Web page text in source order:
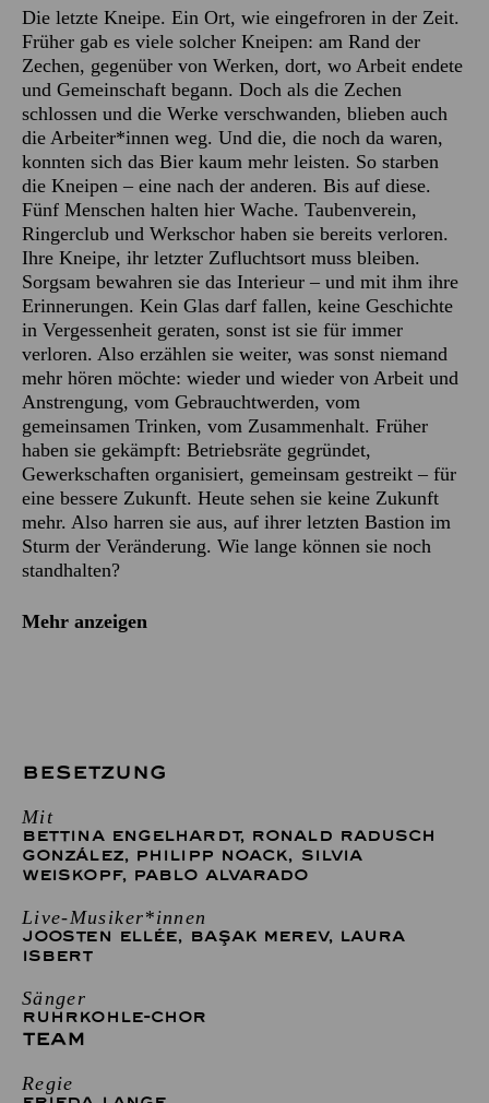
Die letzte Kneipe. Ein Ort, wie eingefroren in der Zeit.
Früher gab es viele solcher Kneipen: am Rand der
Zechen, gegenüber von Werken, dort, wo Arbeit endete
und Gemeinschaft begann. Doch als die Zechen
schlossen und die Werke verschwanden, blieben auch
die Arbeiter*innen weg. Und die, die noch da waren,
konnten sich das Bier kaum mehr leisten. So starben
die Kneipen – eine nach der anderen. Bis auf diese.
Fünf Menschen halten hier Wache. Taubenverein,
Ringerclub und Werkschor haben sie bereits verloren.
Ihre Kneipe, ihr letzter Zufluchtsort muss bleiben.
Sorgsam bewahren sie das Interieur – und mit ihm ihre
Erinnerungen. Kein Glas darf fallen, keine Geschichte
in Vergessenheit geraten, sonst ist sie für immer
verloren. Also erzählen sie weiter, was sonst niemand
mehr hören möchte: wieder und wieder von Arbeit und
Anstrengung, vom Gebrauchtwerden, vom
gemeinsamen Trinken, vom Zusammenhalt. Früher
haben sie gekämpft: Betriebsräte gegründet,
Gewerkschaften organisiert, gemeinsam gestreikt – für
eine bessere Zukunft. Heute sehen sie keine Zukunft
mehr. Also harren sie aus, auf ihrer letzten Bastion im
Sturm der Veränderung. Wie lange können sie noch
standhalten?
Mehr anzeigen
BESETZUNG
Mit
BETTINA ENGELHARDT, RONALD RADUSCH
GONZÁLEZ, PHILIPP NOACK, SILVIA
WEISKOPF, PABLO ALVARADO
Live-Musiker*innen
JOOSTEN ELLÉE, BAŞAK MEREV, LAURA
ISBERT
Sänger
RUHRKOHLE-CHOR
TEAM
Regie